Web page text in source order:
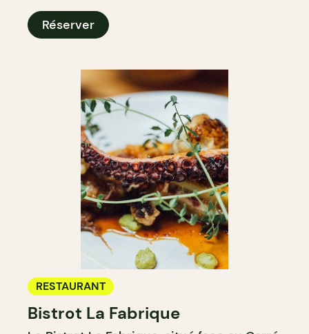
Réserver
RESTAURANT
Bistrot La Fabrique